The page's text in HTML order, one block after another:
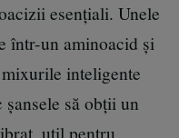
esențiali. Unele
într-un aminoacid și
inteligente
să obții un
util pentru